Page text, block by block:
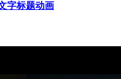
字标题动画